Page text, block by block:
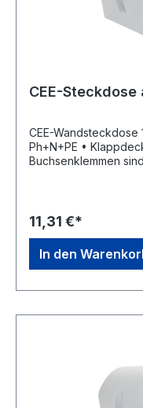
CEE-Steckdose
CEE-
Ph+N+PE • Klappdeckel, selbstschließend Die
Buchsenklemmen
Frankenstr.1-4,
info@rev.de
11,31 €*
In den